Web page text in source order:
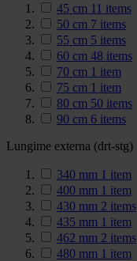
45 cm 11 items
50 cm 7 items
55 cm 5 items
60 cm 48 items
70 cm 1 item
75 cm 1 item
80 cm 50 items
90 cm 6 items
Lungime externa (drt-stg)
340 mm 1 item
400 mm 1 item
430 mm 2 items
435 mm 1 item
462 mm 2 items
480 mm 1 item